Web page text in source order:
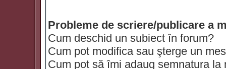
Probleme de scriere/publicare a
Cum deschid un subiect în forum?
Cum pot modifica sau şterge un
Cum pot să îmi adaug semnatura la